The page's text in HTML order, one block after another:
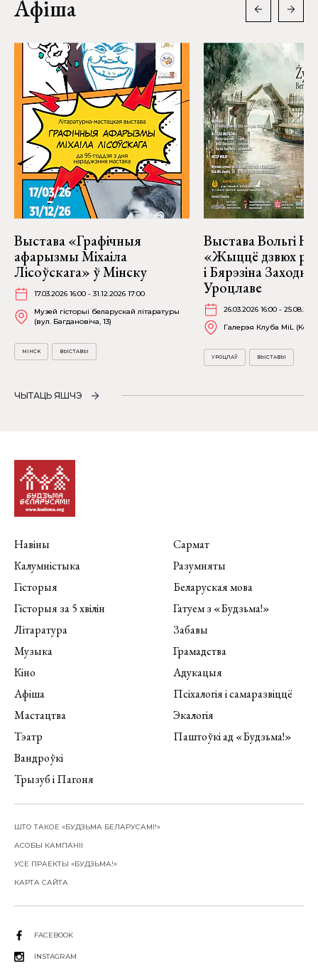
Афіша
Выстава «Графічныя
афарызмы Міхаіла
Лісоўскага» ў Мінску
17.03.2026 16:00 - 31.12.2026 17:00
Музей гісторыі беларускай літаратуры
(вул. Багдановіча, 13)
МІНСК ВЫСТАВЫ
Выстава Вольгі
«Жыццё дзвюх
і Бярэзіна
Уроцлаве
26.03.2026 16:00 -
Галерэя Клуба MiL
УРОЦЛАЎ ВЫСТАВЫ
ЧЫТАЦЬ ЯШЧЭ
Навіны
Калумністыка
Гісторыя
Гісторыя за 5 хвілін
Літаратура
Музыка
Кіно
Афіша
Мастацтва
Тэатр
Вандроўкі
Трызуб і Пагоня
Сармат
Разумняты
Беларуская мова
Гатуем з «Будзьма!»
Забавы
Грамадства
Адукацыя
Псіхалогія і самаразвіццё
Экалогія
Паштоўкі ад «Будзьма!»
ШТО ТАКОЕ «БУДЗЬМА БЕЛАРУСАМІ!»
АСОБЫ КАМПАНІІ
УСЕ ПРАЕКТЫ «БУДЗЬМА!»
КАРТА САЙТА
FACEBOOK
INSTAGRAM